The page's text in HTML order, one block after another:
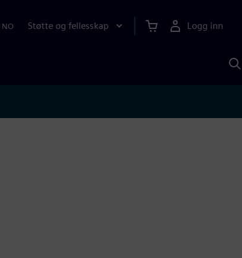
NO Støtte og fellesskap Logg inn